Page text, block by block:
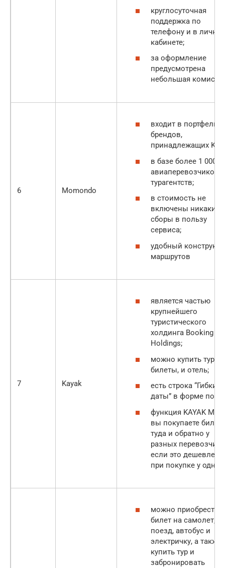
круглосуточная
поддержка по
телефону и в
кабинете;
за оформление
предусмотрена
небольшая
6 Momondo
входит в портфель
брендов,
принадлежащих
в базе более 1 000
авиаперевозчиков и
турагентств;
в стоимость не
включены никакие
сборы в пользу
сервиса;
удобный
маршрутов
7 Kayak
является частью
крупнейшего
туристического
холдинга Booking
Holdings;
можно купить тур: и
билеты, и отель;
есть строка “Гибкие
даты” в форме
функция KAYAK Mix
вы покупаете
туда и обратно у
разных
если это дешевле,
при покупке у
можно приобрести
билет на самолет,
поезд, автобус и
электричку, а также
купить тур и
забронировать